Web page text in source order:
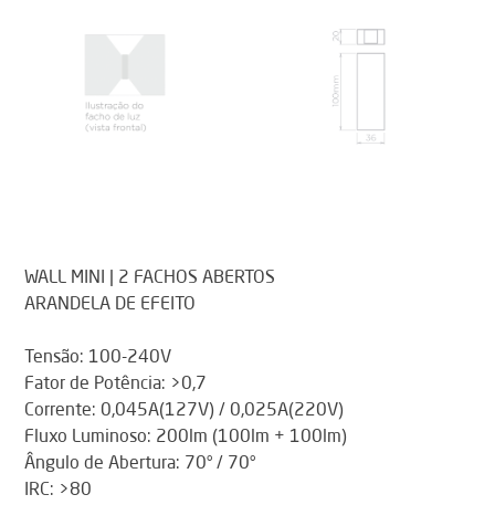
WALL MINI | 2 FACHOS ABERTOS
ARANDELA DE EFEITO
Tensão: 100-240V
Fator de Potência: >0,7
Corrente: 0,045A(127V) / 0,025A(220V)
Fluxo Luminoso: 200lm (100lm + 100lm)
Ângulo de Abertura: 70° / 70°
IRC: >80